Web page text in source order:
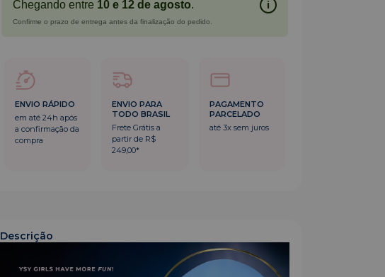
Chegando entre 10 e 12 de agosto. i
Confirme o prazo de entrega antes da finalização do pedido.
ENVIO RÁPIDO
em até 24h após
a confirmação da
compra
ENVIO PARA
TODO BRASIL
Frete Grátis a
partir de R$
249,00*
PAGAMENTO
PARCELADO
até 3x sem juros
Descrição